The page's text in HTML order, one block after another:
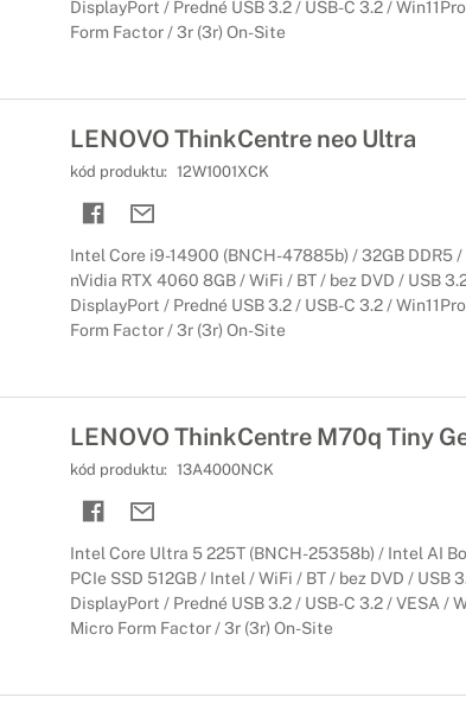
DisplayPort / Predné USB 3.2 / USB-C 3.2 /
Form Factor / 3r (3r) On-Site
LENOVO ThinkCentre neo Ultra
kód produktu: 12W1001XCK
Intel Core i9-14900 (BNCH-47885b) / 32GB DDR5 /
nVidia RTX 4060 8GB / WiFi / BT / bez DVD / USB
DisplayPort / Predné USB 3.2 / USB-C 3.2 /
Form Factor / 3r (3r) On-Site
LENOVO ThinkCentre M70q Tiny
kód produktu: 13A4000NCK
Intel Core Ultra 5 225T (BNCH-25358b) / Intel AI
PCIe SSD 512GB / Intel / WiFi / BT / bez DVD / USB
DisplayPort / Predné USB 3.2 / USB-C 3.2 / VESA /
Micro Form Factor / 3r (3r) On-Site